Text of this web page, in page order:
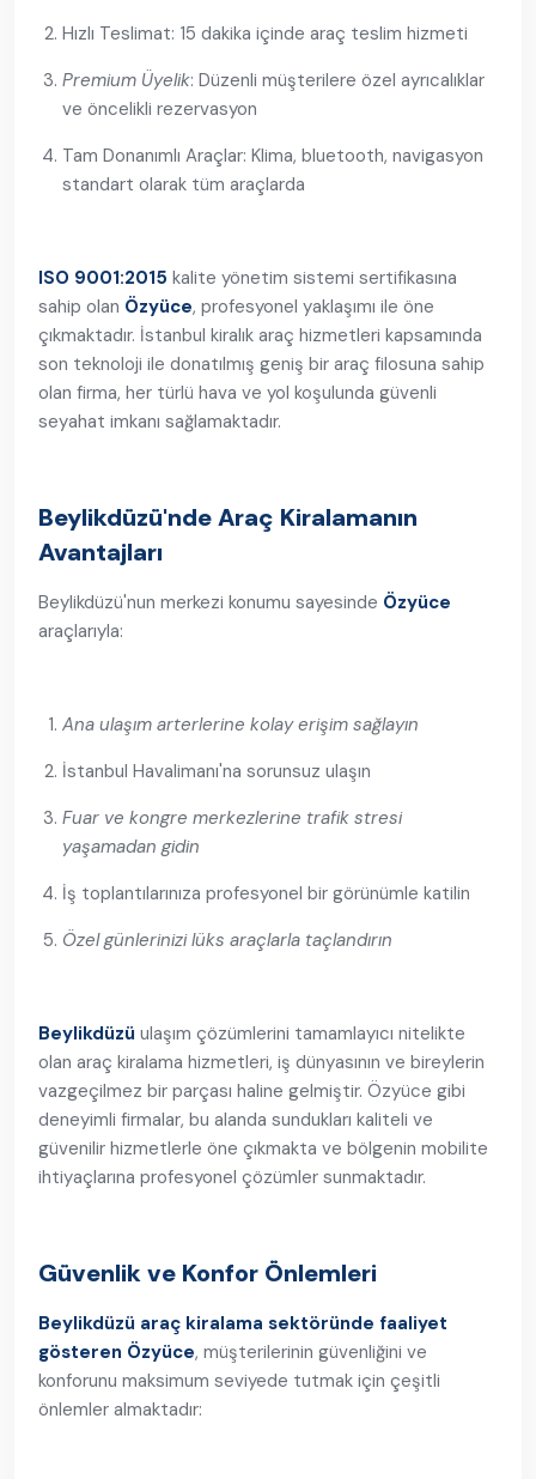
Hızlı Teslimat: 15 dakika içinde araç teslim hizmeti
Premium Üyelik: Düzenli müşterilere özel ayrıcalıklar
ve öncelikli rezervasyon
Tam Donanımlı Araçlar: Klima, bluetooth, navigasyon
standart olarak tüm araçlarda
ISO 9001:2015 kalite yönetim sistemi sertifikasına
sahip olan Özyüce, profesyonel yaklaşımı ile öne
çıkmaktadır. İstanbul kiralık araç hizmetleri kapsamında
son teknoloji ile donatılmış geniş bir araç filosuna sahip
olan firma, her türlü hava ve yol koşulunda güvenli
seyahat imkanı sağlamaktadır.
Beylikdüzü'nde Araç Kiralamanın
Avantajları
Beylikdüzü'nun merkezi konumu sayesinde Özyüce
araçlarıyla:
Ana ulaşım arterlerine kolay erişim sağlayın
İstanbul Havalimanı'na sorunsuz ulaşın
Fuar ve kongre merkezlerine trafik stresi
yaşamadan gidin
İş toplantılarınıza profesyonel bir görünümle katilin
Özel günlerinizi lüks araçlarla taçlandırın
Beylikdüzü ulaşım çözümlerini tamamlayıcı nitelikte
olan araç kiralama hizmetleri, iş dünyasının ve bireylerin
vazgeçilmez bir parçası haline gelmiştir. Özyüce gibi
deneyimli firmalar, bu alanda sundukları kaliteli ve
güvenilir hizmetlerle öne çıkmakta ve bölgenin mobilite
ihtiyaçlarına profesyonel çözümler sunmaktadır.
Güvenlik ve Konfor Önlemleri
Beylikdüzü araç kiralama sektöründe faaliyet
gösteren Özyüce, müşterilerinin güvenliğini ve
konforunu maksimum seviyede tutmak için çeşitli
önlemler almaktadır: